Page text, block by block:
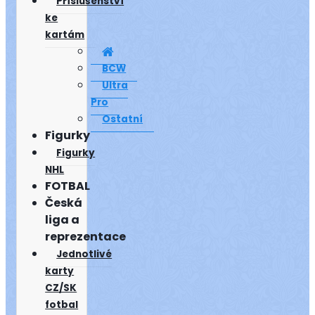
ke
kartám
BCW
Ultra
Pro
Ostatní
Figurky
Figurky
NHL
FOTBAL
Česká
liga a
reprezentace
Jednotlivé
karty
CZ/SK
fotbal